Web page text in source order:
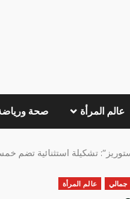
عالم المرأة صحة
تشكيلة استثنائية تضم
جمالي عالم المرأة